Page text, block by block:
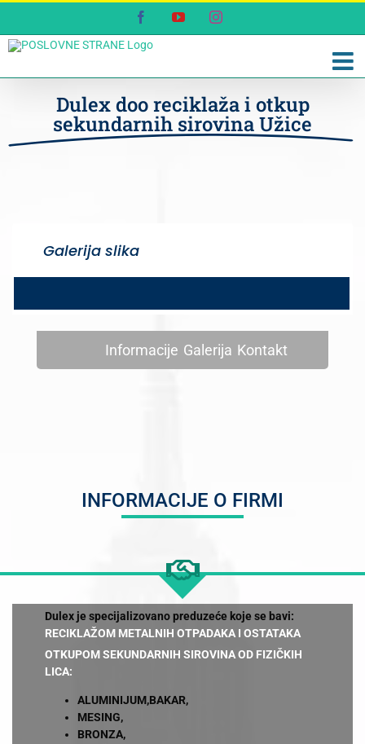
content
FacebookYouTubeInstagram
Dulex doo reciklaža i otkup
sekundarnih sirovina Užice
Galerija slika
Informacije Galerija Kontakt
INFORMACIJE O FIRMI
Dulex je specijalizovano preduzeće koje se bavi:
RECIKLAŽOM METALNIH OTPADAKA I OSTATAKA
OTKUPOM SEKUNDARNIH SIROVINA OD FIZIČKIH
LICA:
ALUMINIJUM,BAKAR,
MESING,
BRONZA,